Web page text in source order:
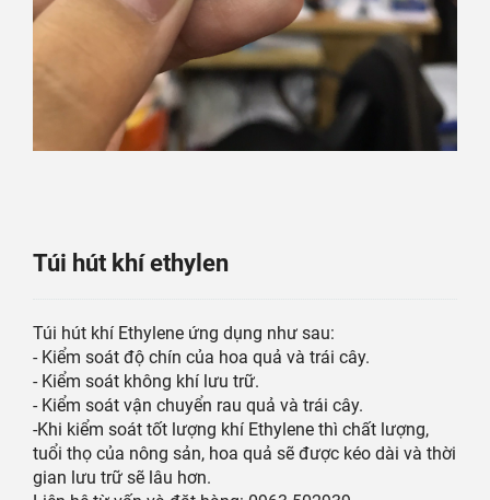
Túi hút khí ethylen
Túi hút khí Ethylene ứng dụng như sau:
- Kiểm soát độ chín của hoa quả và trái cây.
- Kiểm soát không khí lưu trữ.
- Kiểm soát vận chuyển rau quả và trái cây.
-Khi kiểm soát tốt lượng khí Ethylene thì chất lượng,
tuổi thọ của nông sản, hoa quả sẽ được kéo dài và thời
gian lưu trữ sẽ lâu hơn.